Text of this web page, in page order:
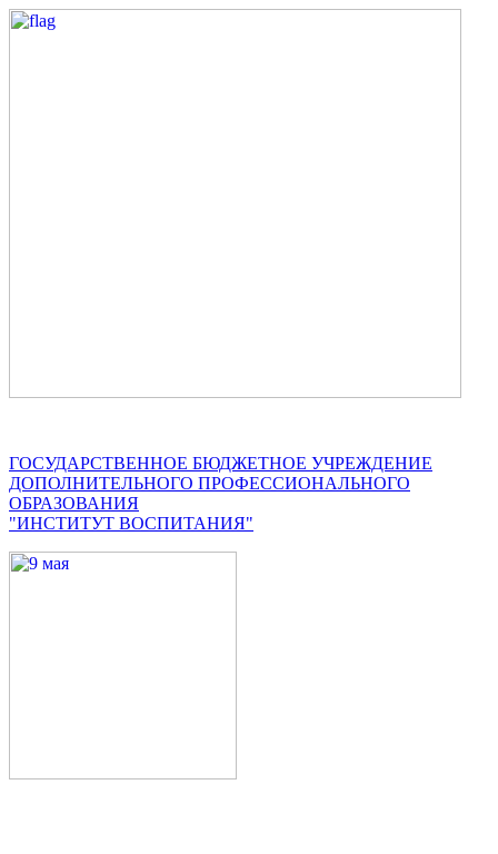
ГОСУДАРСТВЕННОЕ БЮДЖЕТНОЕ УЧРЕЖДЕНИЕ
ДОПОЛНИТЕЛЬНОГО ПРОФЕССИОНАЛЬНОГО
ОБРАЗОВАНИЯ
"ИНСТИТУТ ВОСПИТАНИЯ"